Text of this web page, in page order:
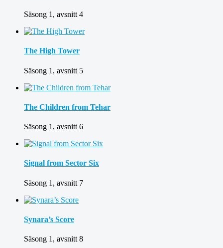
Säsong 1, avsnitt 4
The High Tower
Säsong 1, avsnitt 5
The Children from Tehar
Säsong 1, avsnitt 6
Signal from Sector Six
Säsong 1, avsnitt 7
Synara’s Score
Säsong 1, avsnitt 8